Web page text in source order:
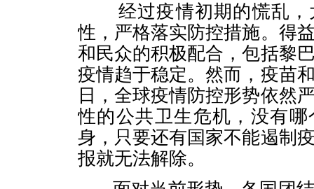
经过疫情初期的慌乱，
性，严格落实防控措施。得
和民众的积极配合，包括黎
疫情趋于稳定。然而，疫苗
日，全球疫情防控形势依然
性的公共卫生危机，没有
身，只要还有国家不能遏制
报就无法解除。